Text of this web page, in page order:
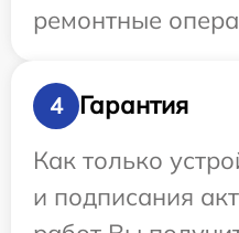
ремонтные
4
Гарантия
Как только
и подписания